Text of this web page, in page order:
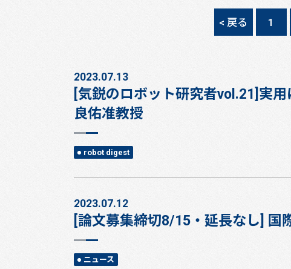
< 戻る 1
2023.07.13
[気鋭のロボット研究者vol.21]実
良佑准教授
robot digest
2023.07.12
[論文募集締切8/15・延長なし] 国
ニュース